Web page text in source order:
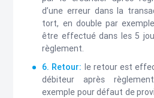
d’une erreur dans la
tort, en double par
être effectué dans les 5
règlement.
6. Retour: le retour est
débiteur après
exemple pour défaut de